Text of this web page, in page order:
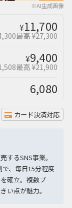
※AI生成画像
¥11,700
最高 ¥27,300
¥9,400
最高 ¥21,900
6,080
カード決済対応
するSNS事業。
、毎日15分程度
確立。複数プ
い点が魅力。